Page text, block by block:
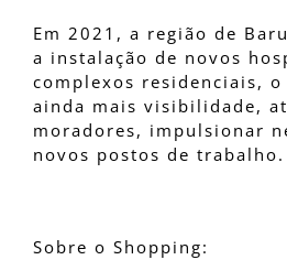
Em 2021, a região de
a instalação de novos
complexos residenciais,
ainda mais visibilidade,
moradores, impulsionar
novos postos de trabalho.
Sobre o Shopping: